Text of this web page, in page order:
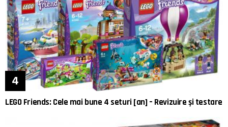
LEGO Friends: Cele mai bune 4 seturi [an] – Revizuire și testare